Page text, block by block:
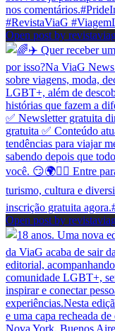
Open post by
Open post by